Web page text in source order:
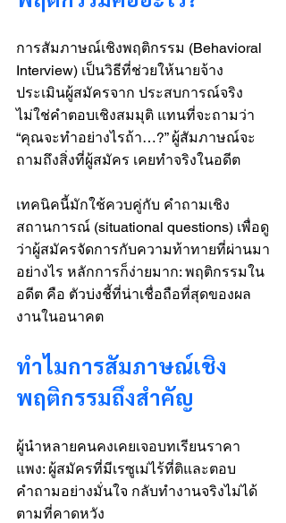
การสัมภาษณ์เชิงพฤติกรรม (Behavioral
Interview) เป็นวิธีที่ช่วยให้นายจ้าง
ประเมินผู้สมัครจาก ประสบการณ์จริง
ไม่ใช่คำตอบเชิงสมมุติ แทนที่จะถามว่า
“คุณจะทำอย่างไรถ้า…?” ผู้สัมภาษณ์จะ
ถามถึงสิ่งที่ผู้สมัคร เคยทำจริงในอดีต
เทคนิคนี้มักใช้ควบคู่กับ คำถามเชิง
สถานการณ์ (situational questions) เพื่อดู
ว่าผู้สมัครจัดการกับความท้าทายที่ผ่านมา
อย่างไร หลักการก็ง่ายมาก: พฤติกรรมใน
อดีต คือ ตัวบ่งชี้ที่น่าเชื่อถือที่สุดของผล
งานในอนาคต
ทำไมการสัมภาษณ์เชิง
พฤติกรรมถึงสำคัญ
ผู้นำหลายคนคงเคยเจอบทเรียนราคา
แพง: ผู้สมัครที่มีเรซูเม่ไร้ที่ติและตอบ
คำถามอย่างมั่นใจ กลับทำงานจริงไม่ได้
ตามที่คาดหวัง